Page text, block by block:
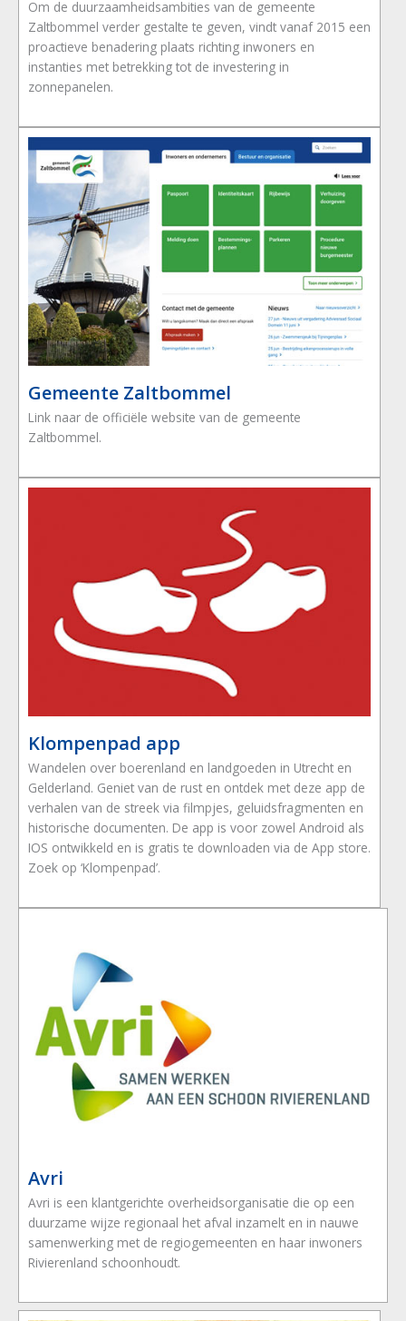
Om de duurzaamheidsambities van de gemeente
Zaltbommel verder gestalte te geven, vindt vanaf 2015 een
proactieve benadering plaats richting inwoners en
instanties met betrekking tot de investering in
zonnepanelen.
Gemeente Zaltbommel
Link naar de officiële website van de gemeente
Zaltbommel.
Klompenpad app
Wandelen over boerenland en landgoeden in Utrecht en
Gelderland. Geniet van de rust en ontdek met deze app de
verhalen van de streek via filmpjes, geluidsfragmenten en
historische documenten. De app is voor zowel Android als
IOS ontwikkeld en is gratis te downloaden via de App store.
Zoek op ‘Klompenpad’.
Avri
Avri is een klantgerichte overheidsorganisatie die op een
duurzame wijze regionaal het afval inzamelt en in nauwe
samenwerking met de regiogemeenten en haar inwoners
Rivierenland schoonhoudt.